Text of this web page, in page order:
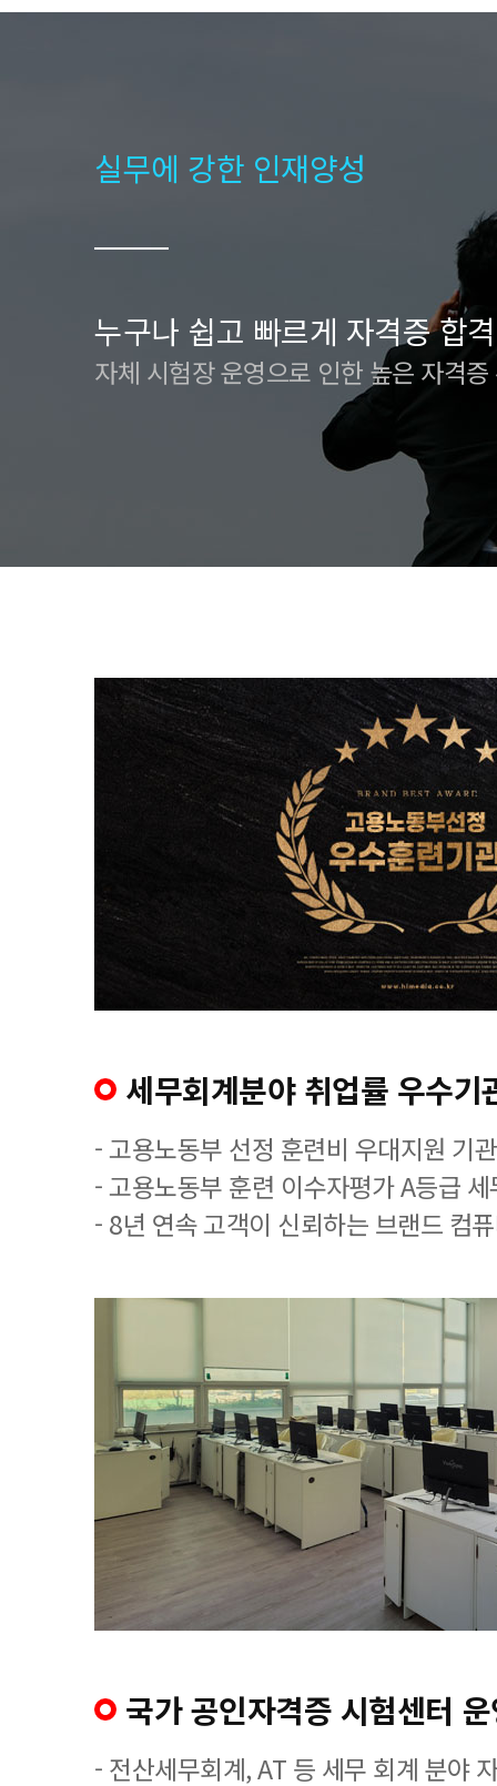
실무에 강한 인재양성
누구나 쉽고 빠르게 자격증 합
자체 시험장 운영으로 인한 높은 자격
세무회계분야 취업률 우수기
- 고용노동부 선정 훈련비 우대지원 기관
- 고용노동부 훈련 이수자평가 A등급
- 8년 연속 고객이 신뢰하는 브랜드 컴
국가 공인자격증 시험센터
- 전산세무회계, AT 등 세무 회계 분야